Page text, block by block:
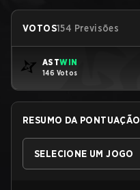
VOTOS154 Previsões
ASTWIN
146 Votos
RESUMO DA PONTUAÇÃO
SELECIONE UM JOGO